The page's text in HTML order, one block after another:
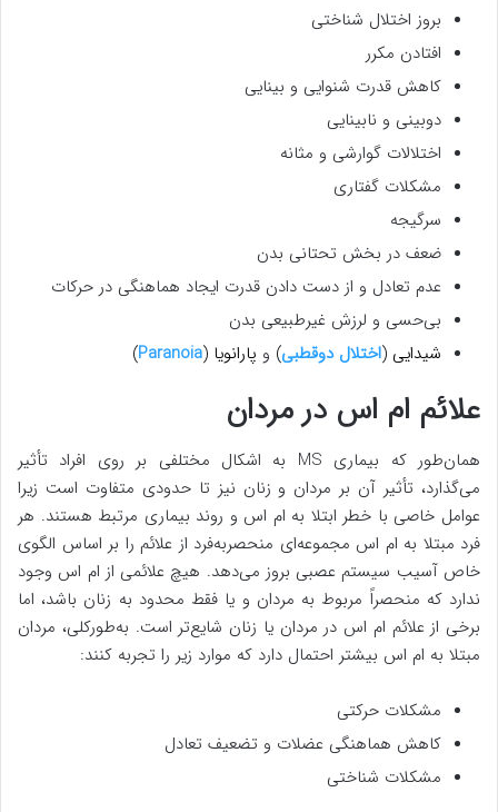
بروز اختلال شناختی
افتادن مکرر
کاهش قدرت شنوایی و بینایی
دوبینی و نابینایی
اختلالات گوارشی و مثانه
مشکلات گفتاری
سرگیجه
ضعف در بخش تحتانی بدن
عدم تعادل و از دست دادن قدرت ایجاد هماهنگی در حرکات
بی‌حسی و لرزش غیرطبیعی بدن
شیدایی (اختلال دوقطبی) و پارانویا (Paranoia
)
علائم ام اس در مردان
همان‌طور که بیماری MS به اشکال مختلفی بر روی افراد تأثیر
می‌گذارد، تأثیر آن بر مردان و زنان نیز تا حدودی متفاوت است زیرا
عوامل خاصی با خطر ابتلا به ام اس و روند بیماری مرتبط هستند. هر
فرد مبتلا به ام اس مجموعه‌ای منحصربه‌فرد از علائم را بر اساس الگوی
خاص آسیب سیستم عصبی بروز می‌دهد. هیچ علائمی از ام اس وجود
ندارد که منحصراً مربوط به مردان و یا فقط محدود به زنان باشد، اما
برخی از علائم ام اس در مردان یا زنان شایع‌تر است. به‌طورکلی، مردان
مبتلا به ام اس بیشتر احتمال دارد که موارد زیر را تجربه کنند:
مشکلات حرکتی
کاهش هماهنگی عضلات و تضعیف تعادل
مشکلات شناختی